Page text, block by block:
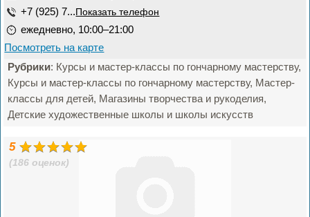
+7 (925) 7... Показать телефон
ежедневно, 10:00–21:00
Посмотреть на карте
Рубрики: Курсы и мастер-классы по гончарному мастерству,
Курсы и мастер-классы по гончарному мастерству, Мастер-
классы для детей, Магазины творчества и рукоделия,
Детские художественные школы и школы искусств
5
(186 оценок)